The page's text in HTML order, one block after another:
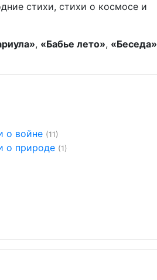
стихи, стихи о космосе и
, «Бабье лето», «Беседа»
о войне (11)
о природе (1)